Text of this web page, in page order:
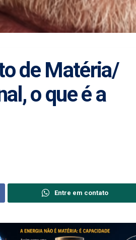
de Matéria/
o que é a
Entre em contato